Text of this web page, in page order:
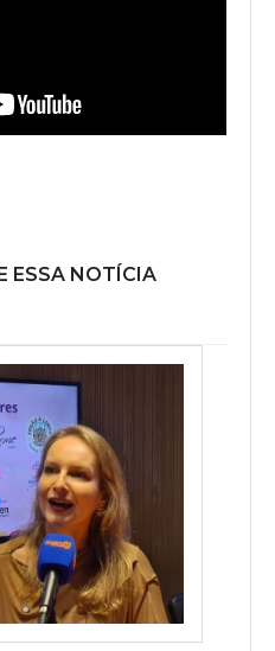
ESSA NOTÍCIA